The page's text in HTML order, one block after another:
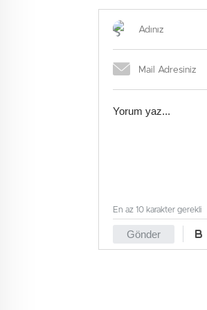
Gönder
En az 10 karakter gerekli